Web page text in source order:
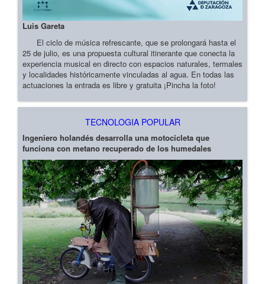
Luis Gareta
El ciclo de música refrescante, que se prolongará hasta el
25 de julio, es una propuesta cultural itinerante que conecta la
experiencia musical en directo con espacios naturales, termales
y localidades históricamente vinculadas al agua. En todas las
actuaciones la entrada es libre y gratuita ¡Pincha la foto!
TECNOLOGIA POPULAR
Ingeniero holandés desarrolla una motocicleta que
funciona con metano recuperado de los humedales